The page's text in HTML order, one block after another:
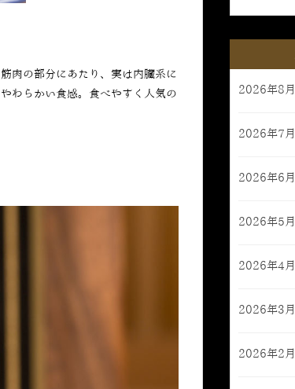
肉の部分にあたり、実は内臓系に
わらかい食感。食べやすく人気の
2026年8月
2026年7月
2026年6月
2026年5月
2026年4月
2026年3月
2026年2月